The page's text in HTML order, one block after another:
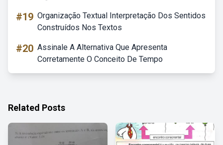
#19 Organização Textual Interpretação Dos Sentidos
Construídos Nos Textos
#20 Assinale A Alternativa Que Apresenta
Corretamente O Conceito De Tempo
Related Posts